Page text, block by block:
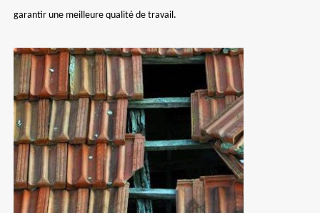
garantir une meilleure qualité de travail.